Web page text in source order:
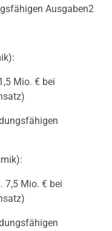
Ausgaben2
Mio. € bei
7,5 Mio. € bei